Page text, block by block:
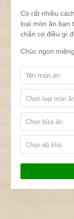
Có rất nhiều
loại món ăn bạn
chắn có điều gì
Chúc ngon
Chọn loại món
Chọn bữa ăn
Chọn độ khó